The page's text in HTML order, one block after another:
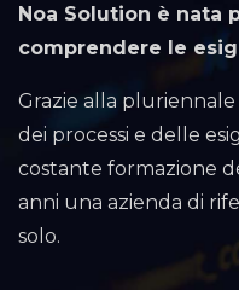
Noa Solution è nata
comprendere le
Grazie alla
dei processi e delle
costante formazione
anni una azienda di
solo.